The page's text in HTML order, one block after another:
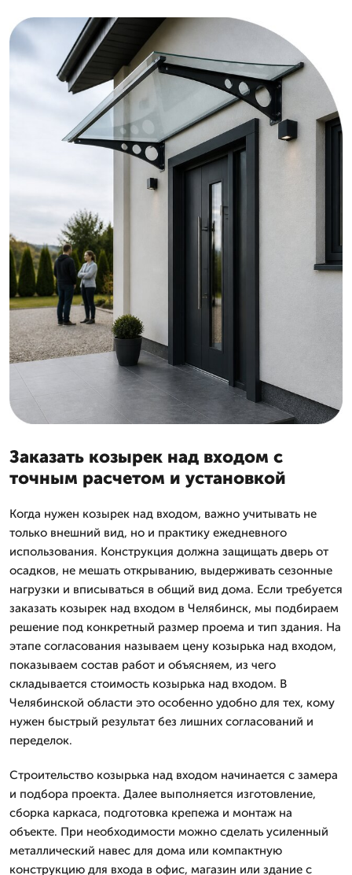
Заказать козырек над входом с
точным расчетом и установкой
Когда нужен козырек над входом, важно учитывать не
только внешний вид, но и практику ежедневного
использования. Конструкция должна защищать дверь от
осадков, не мешать открыванию, выдерживать сезонные
нагрузки и вписываться в общий вид дома. Если требуется
заказать козырек над входом в Челябинск, мы подбираем
решение под конкретный размер проема и тип здания. На
этапе согласования называем цену козырька над входом,
показываем состав работ и объясняем, из чего
складывается стоимость козырька над входом. В
Челябинской области это особенно удобно для тех, кому
нужен быстрый результат без лишних согласований и
переделок.
Строительство козырька над входом начинается с замера
и подбора проекта. Далее выполняется изготовление,
сборка каркаса, подготовка крепежа и монтаж на
объекте. При необходимости можно сделать усиленный
металлический навес для дома или компактную
конструкцию для входа в офис, магазин или здание с